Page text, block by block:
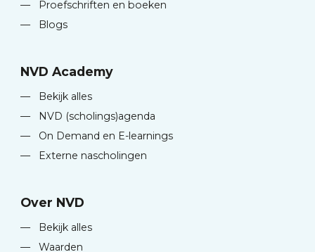
—
Proefschriften en boeken
—
Blogs
NVD Academy
—
Bekijk alles
—
NVD (scholings)agenda
—
On Demand en E-learnings
—
Externe nascholingen
Over NVD
—
Bekijk alles
—
Waarden